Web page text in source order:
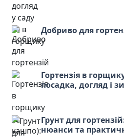
Добриво для
Гортензія в
посадка, догляд і
Грунт для
нюанси та